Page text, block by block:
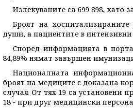
Излекуваните са 699 898, като
Броят на
души, а пациентите в интензивни
Според информацията в
84,89% нямат завършен
Националната
броят на медиците с доказана
случая. От тях 19 са установени
18 - при друг медицински